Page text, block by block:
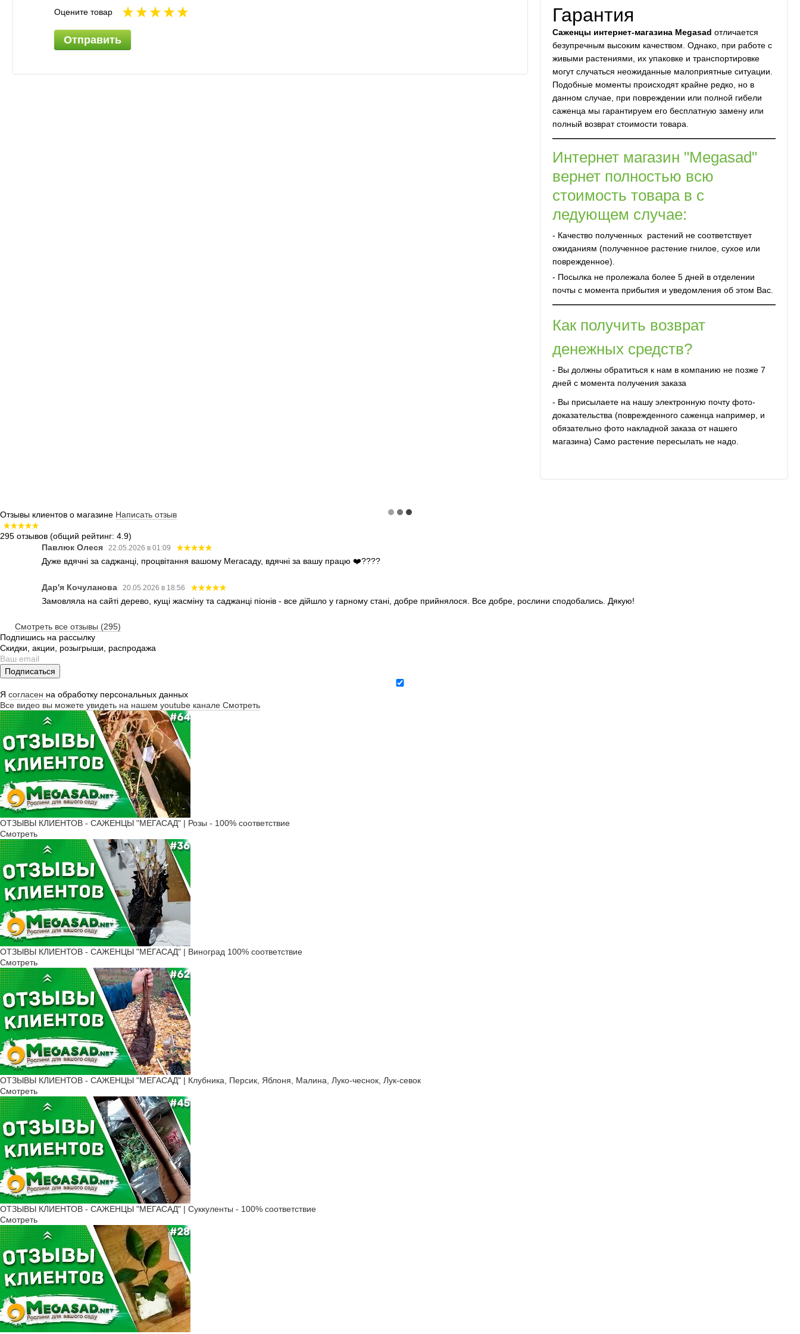
Оцените товар
Отправить
Гарантия
Саженцы интернет-магазина Megasad отличается
безупречным высоким качеством. Однако, при работе с
живыми растениями, их упаковке и транспортировке
могут случаться неожиданные малоприятные ситуации.
Подобные моменты происходят крайне редко, но в
данном случае, при повреждении или полной гибели
саженца мы гарантируем его бесплатную замену или
полный возврат стоимости товара.
Интернет магазин "Megasad"
вернет полностью всю
стоимость товара в с
ледующем случае:
- Качество полученных растений не соответствует
ожиданиям (полученное растение гнилое, сухое или
поврежденное).
- Посылка не пролежала более 5 дней в отделении
почты с момента прибытия и уведомления об этом Вас.
Как получить возврат
денежных средств?
- Вы должны обратиться к нам в компанию не позже 7
дней с момента получения заказа
- Вы присылаете на нашу электронную почту фото-
доказательства (поврежденного саженца например, и
обязательно фото накладной заказа от нашего
магазина) Само растение пересылать не надо.
Отзывы клиентов о магазине Написать отзыв
295 отзывов (общий рейтинг: 4.9)
Павлюк Олеся
22.05.2026 в 01:09
Дуже вдячні за саджанці, процвітання вашому Мегасаду, вдячні за вашу працю ❤️????
Дар'я Кочуланова 20.05.2026 в 18:56
Замовляла на сайті дерево, кущі жасміну та саджанці піонів - все дійшло у гарному стані, добре прийнялося. Все добре, рослини сподобались. Дякую!
Смотреть все отзывы (295)
Подпишись на рассылку
Скидки, акции, розыгрыши, распродажа
Подписаться
Я согласен на обработку персональных данных
Все видео вы можете увидеть на нашем youtube канале Смотреть
ОТЗЫВЫ КЛИЕНТОВ - САЖЕНЦЫ "МЕГАСАД" | Розы - 100% соответствие
Смотреть
ОТЗЫВЫ КЛИЕНТОВ - САЖЕНЦЫ "МЕГАСАД" | Виноград 100% соответствие
Смотреть
ОТЗЫВЫ КЛИЕНТОВ - САЖЕНЦЫ "МЕГАСАД" | Клубника, Персик, Яблоня, Малина, Луко-чеснок, Лук-севок
Смотреть
ОТЗЫВЫ КЛИЕНТОВ - САЖЕНЦЫ "МЕГАСАД" | Суккуленты - 100% соответствие
Смотреть